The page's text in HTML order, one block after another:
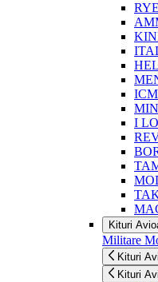
ICM
I
Kituri
Militare
Kituri
Kituri